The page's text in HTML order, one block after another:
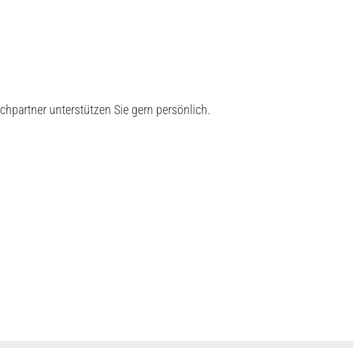
unterstützen Sie gern persönlich.